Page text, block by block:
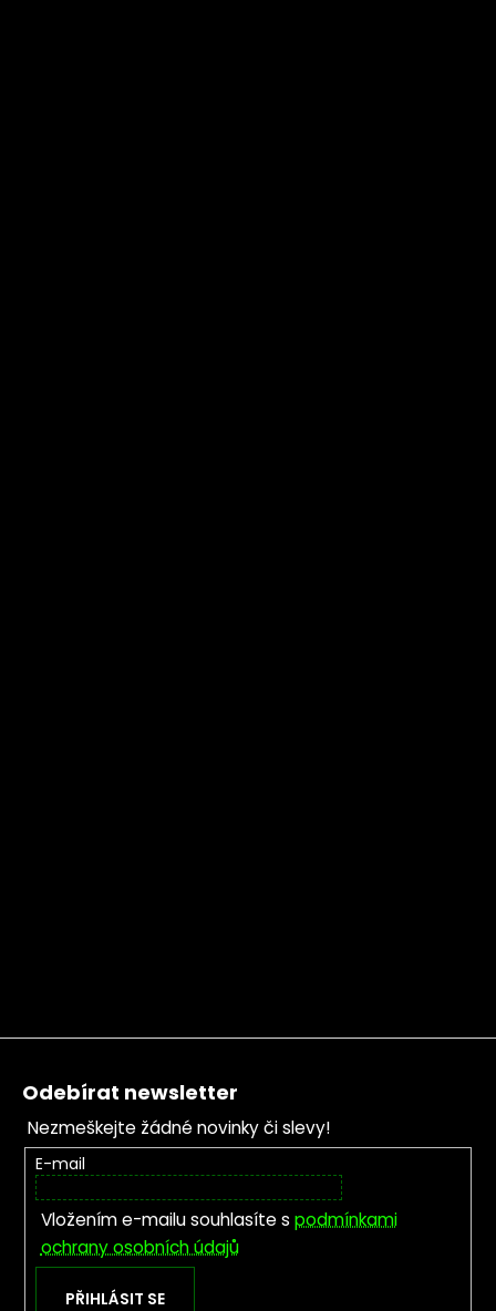
Zápatí
Odebírat newsletter
Nezmeškejte žádné novinky či slevy!
E-mail
Vložením e-mailu souhlasíte s podmínkami
ochrany osobních údajů
PŘIHLÁSIT SE